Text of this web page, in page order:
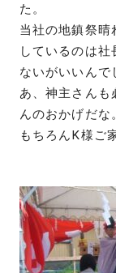
た。
当社の地鎮祭晴
しているのは
ないがいいんで
あ、神主さんも
んのおかげだな。
もちろんK様ご